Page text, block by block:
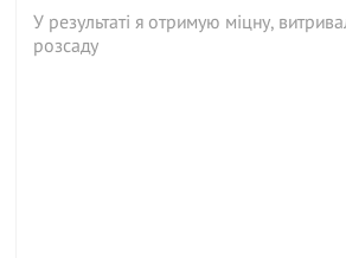
У результаті я отримую міцну,
розсаду